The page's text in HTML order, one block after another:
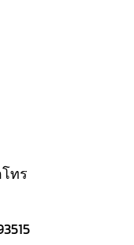
ทร